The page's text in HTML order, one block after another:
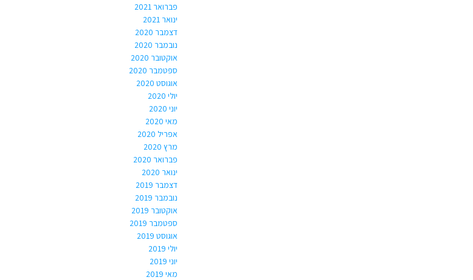
פברואר 2021
ינואר 2021
דצמבר 2020
נובמבר 2020
אוקטובר 2020
ספטמבר 2020
אוגוסט 2020
יולי 2020
יוני 2020
מאי 2020
אפריל 2020
מרץ 2020
פברואר 2020
ינואר 2020
דצמבר 2019
נובמבר 2019
אוקטובר 2019
ספטמבר 2019
אוגוסט 2019
יולי 2019
יוני 2019
מאי 2019